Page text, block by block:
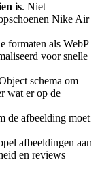
is. Niet
Nike Air
formaten als WebP
voor snelle
schema om
wat er op de
de afbeelding moet
afbeeldingen aan
en reviews